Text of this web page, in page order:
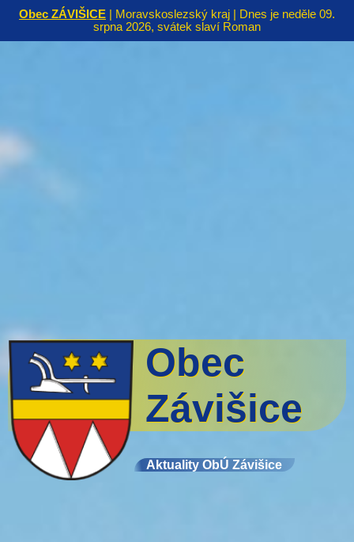
Obec ZÁVIŠICE | Moravskoslezský kraj | Dnes je neděle 09.
srpna 2026, svátek slaví Roman
Obec
Závišice
Aktuality ObÚ Závišice